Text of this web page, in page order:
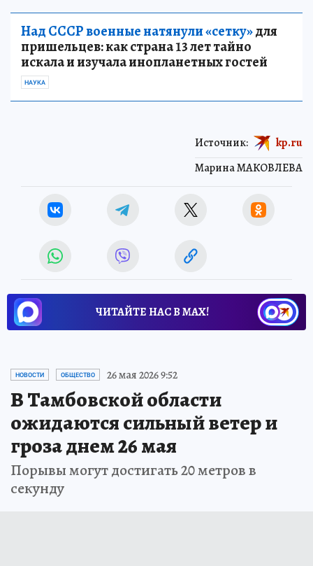
Над СССР военные натянули «сетку»для
пришельцев: как страна 13 лет тайно
искала и изучала инопланетных гостей
НАУКА
Марина МАКОВЛЕВА
Источник: kp.ru
ЧИТАЙТЕ НАС В МАХ!
НОВОСТИ ОБЩЕСТВО 26 мая 2026 9:52
В Тамбовской области
ожидаются сильный ветер и
гроза днем 26 мая
Порывы могут достигать 20 метров в
секунду